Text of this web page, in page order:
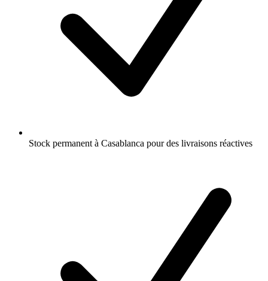
Stock permanent à Casablanca pour des livraisons réactives